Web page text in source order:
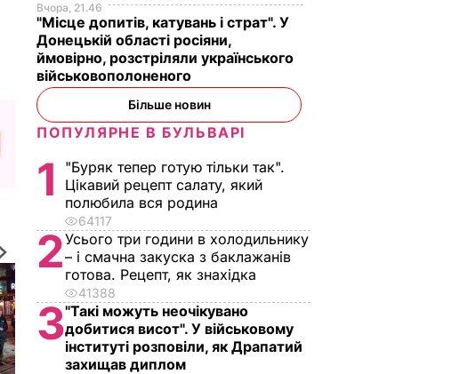
Вчора, 21.46
"Місце допитів, катувань і страт". У
Донецькій області росіяни,
ймовірно, розстріляли українського
військовополоненого
Більше новин
ПОПУЛЯРНЕ В БУЛЬВАРІ
1
"Буряк тепер готую тільки так".
Цікавий рецепт салату, який
полюбила вся родина
64117
2Усього три години в холодильнику
– і смачна закуска з баклажанів
готова. Рецепт, як знахідка
41388
3"Такі можуть неочікувано
добитися висот". У військовому
інституті розповіли, як Драпатий
захищав диплом